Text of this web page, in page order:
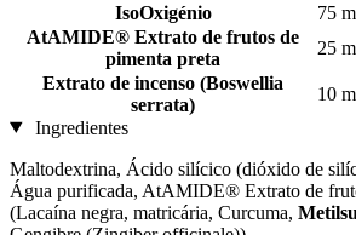
IsoOxigénio
75
AtAMIDE® Extrato de frutos de
pimenta preta
25
Extrato de incenso (Boswellia
serrata)
10
Ingredientes
Maltodextrina, Ácido silícico (dióxido de
Água purificada, AtAMIDE® Extrato de
(Lacaína negra, matricária, Curcuma,